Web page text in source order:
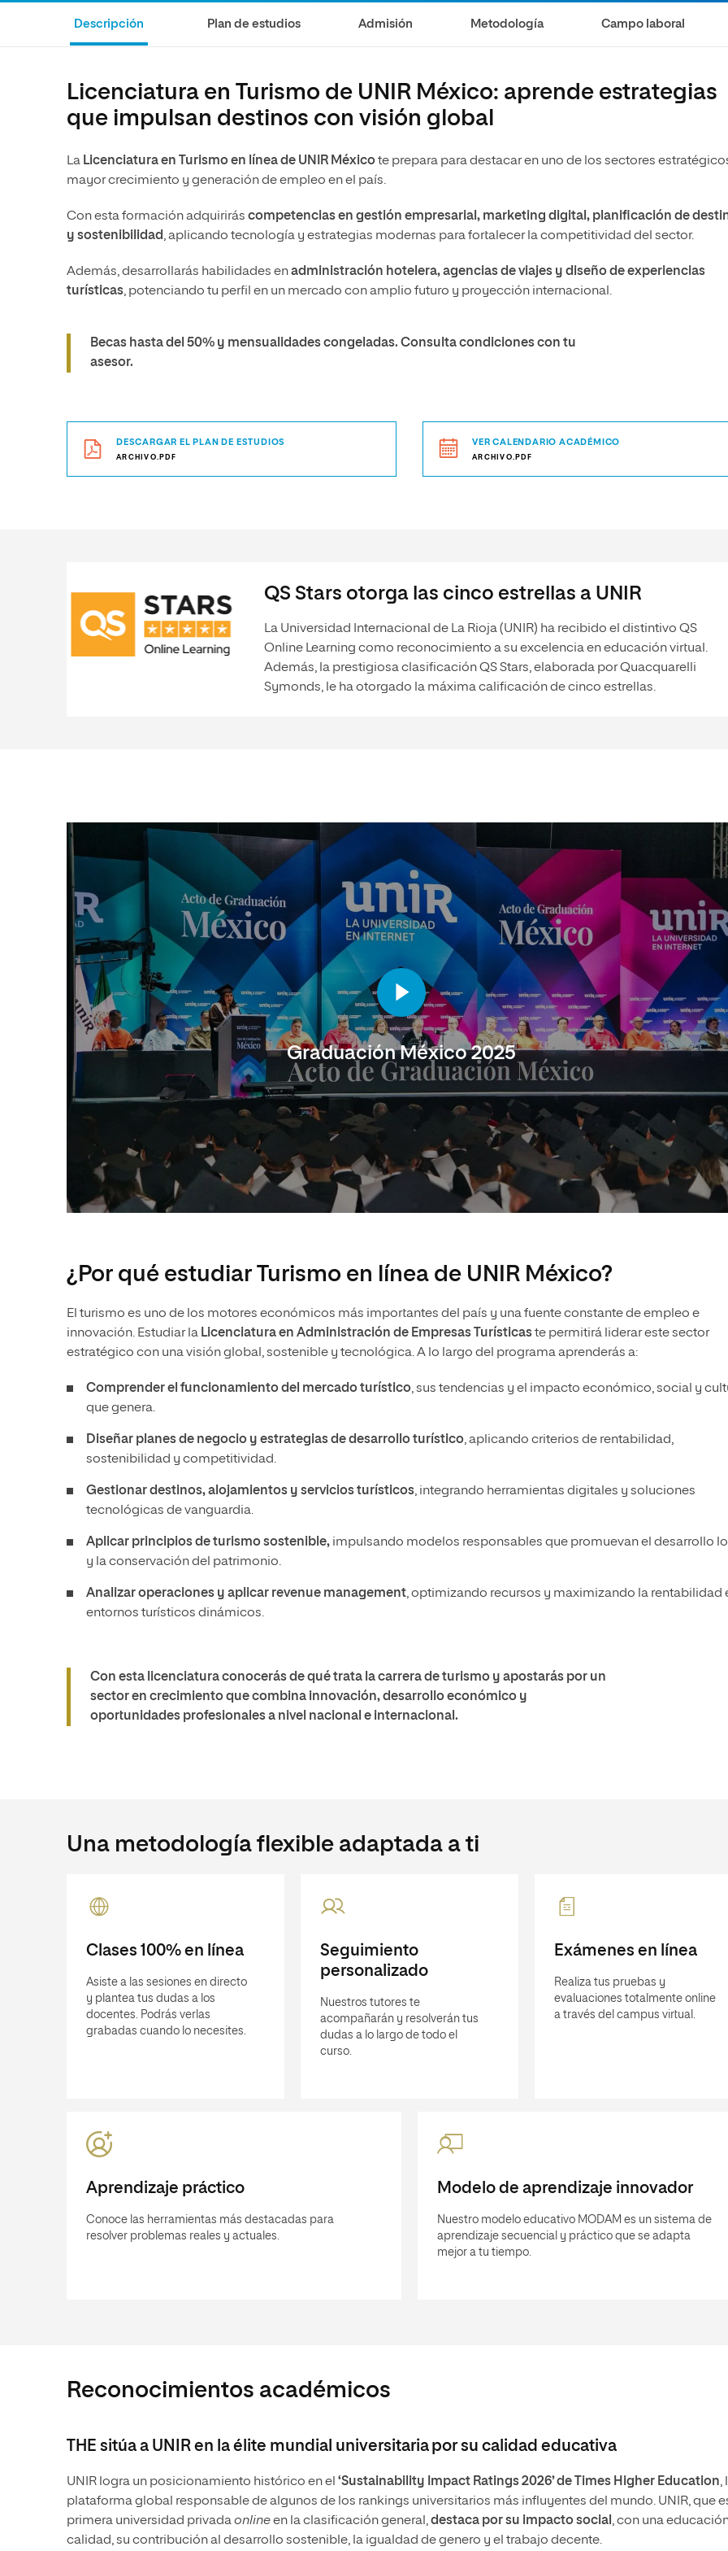
Comunicación y Mercadotecnia
Ciencias Políticas y Relaciones
Música
Ciencias Sociales
Ciencias Sociales
Comunicación y Mercadotecnia
Economía y Negocios
Descripción Plan de estudios Admisión Metodología Campo laboral
Licenciatura en Turismo de UNIR México: aprende estrategias
que impulsan destinos con visión global
La Licenciatura en Turismo en líneade UNIR Méxicote prepara para destacar en uno de los sectores
mayor crecimiento y generación de empleo en el país.
Con esta formación adquirirás competencias en gestión empresarial, marketing digital, planificación de
y sostenibilidad, aplicando tecnología y estrategias modernas para fortalecer la competitividad del sector.
Además, desarrollarás habilidades enadministración hotelera, agencias de viajes y diseño de experiencias
turísticas, potenciando tu perfil en un mercado con amplio futuro y proyección internacional.
Becas hasta del 50% y mensualidades congeladas. Consulta condiciones con tu
asesor.
DESCARGAR EL PLAN DE ESTUDIOS
ARCHIVO.PDF
VER CALENDARIO ACADÉMICO
ARCHIVO.PDF
QS Stars otorga las cinco estrellas a UNIR
La Universidad Internacional de La Rioja (UNIR) ha recibido el distintivo QS
Online Learning como reconocimiento a su excelencia en educación virtual.
Además, la prestigiosa clasificación QS Stars, elaborada por Quacquarelli
Symonds, le ha otorgado la máxima calificación de cinco estrellas.
Graduación México 2025
¿Por qué estudiar Turismo en línea de UNIR México?
El turismo es uno de los motores económicos más importantes del país y una fuente constante de empleo e
innovación. Estudiar la Licenciatura en Administración de Empresas Turísticaste permitirá liderar este sector
estratégico con una visión global, sostenible y tecnológica. A lo largo del programa aprenderás a:
Comprender el funcionamiento del mercado turístico, sus tendencias y el impacto económico, social y
que genera.
Diseñar planes de negocio y estrategias de desarrollo turístico, aplicando criterios de rentabilidad,
sostenibilidad y competitividad.
Gestionar destinos, alojamientos y servicios turísticos, integrando herramientas digitales y soluciones
tecnológicas de vanguardia.
Aplicar principios de turismo sostenible, impulsando modelos responsables que promuevan el desarrollo
y la conservación del patrimonio.
Analizar operaciones y aplicar revenue management, optimizando recursos y maximizando la rentabilidad
entornos turísticos dinámicos.
Con esta licenciatura conocerás de qué trata la carrera de turismo y apostarás por un
sector en crecimiento que combina innovación, desarrollo económico y
oportunidades profesionales a nivel nacional e internacional.
Una metodología flexible adaptada a ti
Clases 100% en línea
Asiste a las sesiones en directo
y plantea tus dudas a los
docentes. Podrás verlas
grabadas cuando lo necesites.
Seguimiento
personalizado
Nuestros tutores te
acompañarán y resolverán tus
dudas a lo largo de todo el
curso.
Exámenes en línea
Realiza tus pruebas y
evaluaciones totalmente online
a través del campus virtual.
Aprendizaje práctico
Conoce las herramientas más destacadas para
resolver problemas reales y actuales.
Modelo de aprendizaje innovador
Nuestro modelo educativo MODAM es un sistema de
aprendizaje secuencial y práctico que se adapta
mejor a tu tiempo.
Reconocimientos académicos
THE sitúa a UNIR en la élite mundial universitaria por su calidad educativa
UNIR logra un posicionamiento histórico en el ‘Sustainability Impact Ratings 2026’ de Times Higher Education,
plataforma global responsable de algunos de los rankings universitarios más influyentes del mundo. UNIR, que
primera universidad privadaonlineen la clasificación general,destaca por su impacto social , con una
calidad, su contribución al desarrollo sostenible, la igualdad de genero y el trabajo decente.